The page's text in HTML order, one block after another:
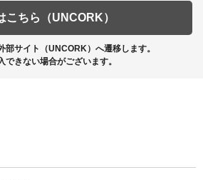
こちら（UNCORK）
サイト（UNCORK）へ遷移します。
きない場合がございます。